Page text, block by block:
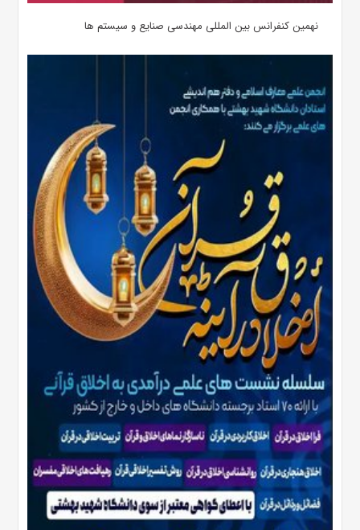
نهمین کنفرانس بین المللی مهندسی صنایع و سیستم­ ها